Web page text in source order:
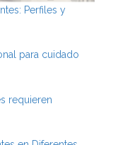
Perfiles y
para cuidado
requieren